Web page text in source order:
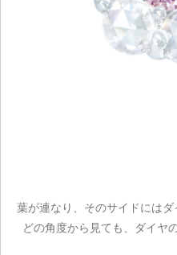
葉が連なり、そのサイドにはダ
どの角度から見ても、ダイヤ